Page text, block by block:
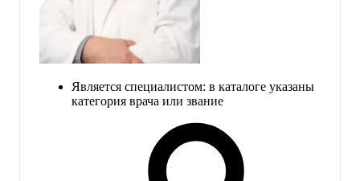
Является специалистом: в каталоге указаны
категория врача или звание